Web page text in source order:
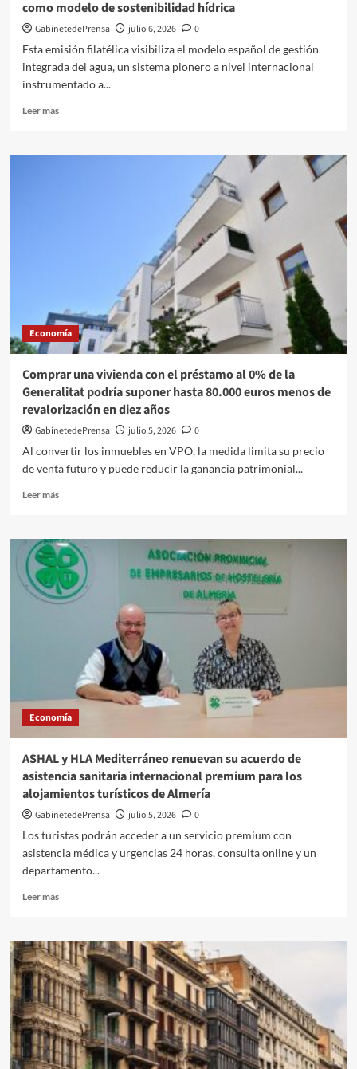
formar
a
personal
como modelo de sostenibilidad hídrica
GabinetedePrensa julio 6, 2026
0
Esta emisión filatélica visibiliza el modelo español de gestión
integrada del agua, un sistema pionero a nivel internacional
instrumentado a...
Leer másLeer
Correos
modelo
de
sostenibilidad
Economía
Comprar una vivienda con el préstamo al 0% de la
Generalitat podría suponer hasta 80.000 euros menos de
revalorización en diez años
GabinetedePrensa julio 5, 2026
0
Al convertir los inmuebles en VPO, la medida limita su precio
de venta futuro y puede reducir la ganancia patrimonial...
Leer másLeer
Comprar
una
vivienda
con
el
Generalitat
podría
suponer
euros
menos
de
revalorización
diez
años
Economía
ASHAL y HLA Mediterráneo renuevan su acuerdo de
asistencia sanitaria internacional premium para los
alojamientos turísticos de Almería
GabinetedePrensa julio 5, 2026
0
Los turistas podrán acceder a un servicio premium con
asistencia médica y urgencias 24 horas, consulta online y un
departamento...
Leer másLeer
ASHAL
y
HLA
Mediterráneo
renuevan
su
acuerdo
de
asistencia